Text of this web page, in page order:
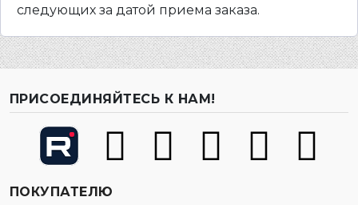
следующих за датой приема заказа.
ПРИСОЕДИНЯЙТЕСЬ К НАМ!
ПОКУПАТЕЛЮ